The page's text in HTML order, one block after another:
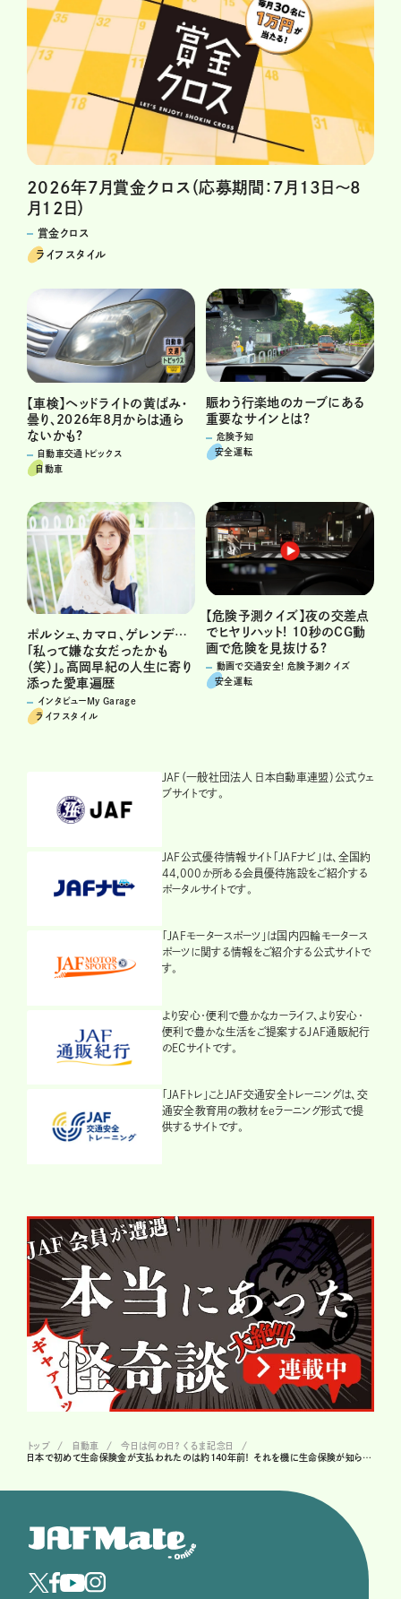
2026年7月賞金クロス（応募期間：7月13日～8
月12日）
賞金クロス
ライフスタイル
【車検】ヘッドライトの黄ばみ・
曇り、2026年8月からは通ら
ないかも?
自動車交通トピックス
自動車
賑わう行楽地のカーブにある
重要なサインとは?
危険予知
安全運転
ポルシェ、カマロ、ゲレンデ…
「私って嫌な女だったかも
（笑）」。高岡早紀の人生に寄り
添った愛車遍歴
インタビューMy Garage
ライフスタイル
【危険予測クイズ】夜の交差点
でヒヤリハット! 10秒のCG動
画で危険を見抜ける?
動画で交通安全! 危険予測クイズ
安全運転
JAF（一般社団法人 日本自動車連盟）公式ウェ
ブサイトです。
JAF公式優待情報サイト「JAFナビ」は、全国約
44,000か所ある会員優待施設をご紹介する
ポータルサイトです。
「JAFモータースポーツ」は国内四輪モータース
ポーツに関する情報をご紹介する公式サイトで
す。
より安心・便利で豊かなカーライフ、より安心・
便利で豊かな生活をご提案するJAF通販紀行
のECサイトです。
「JAFトレ」ことJAF交通安全トレーニングは、交
通安全教育用の教材をeラーニング形式で提
供するサイトです。
トップ 自動車
今日は何の日？ くるま記念日
日本で初めて生命保険金が支払われたのは約140年前！ それを機に生命保険が知られるようになった